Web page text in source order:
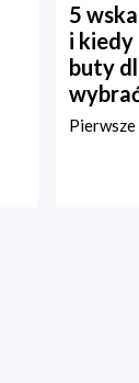
5
i kiedy
buty